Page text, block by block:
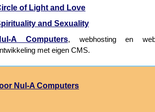
of Light and Love
and Sexuality
A Computers, webhosting en
met eigen CMS.